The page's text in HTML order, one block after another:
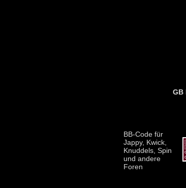
GB
BB-Code für
Jappy, Kwick,
Knuddels, Spin
und andere
Foren